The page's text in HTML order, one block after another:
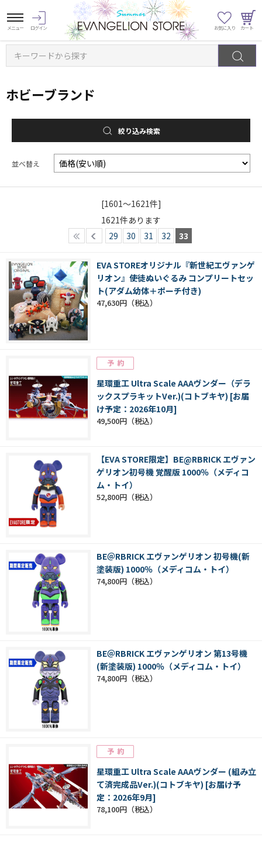
キーワードから探す
ホビーブランド
絞り込み検索
並べ替え
[1601～1621件]
1621件あります
29
30 31 32 33
EVA STOREオリジナル『新世紀エヴァンゲ
リオン』使徒ぬいぐるみ コンプリートセッ
ト(アダム幼体＋ポーチ付き)
47,630円
星環重工 Ultra Scale AAAヴンダー（デラ
ックスプラキットVer.)(コトブキヤ) [お届
け予定：2026年10月]
49,500円
【EVA STORE限定】BE@RBRICK エヴァン
ゲリオン初号機 覚醒版 1000％（メディコ
ム・トイ）
52,800円
BE＠RBRICK エヴァンゲリオン 初号機(新
塗装版) 1000％（メディコム・トイ）
74,800円
BE＠RBRICK エヴァンゲリオン 第13号機
(新塗装版) 1000％（メディコム・トイ）
74,800円
星環重工 Ultra Scale AAAヴンダー (組み立
て済完成品Ver.)(コトブキヤ) [お届け予
定：2026年9月]
78,100円